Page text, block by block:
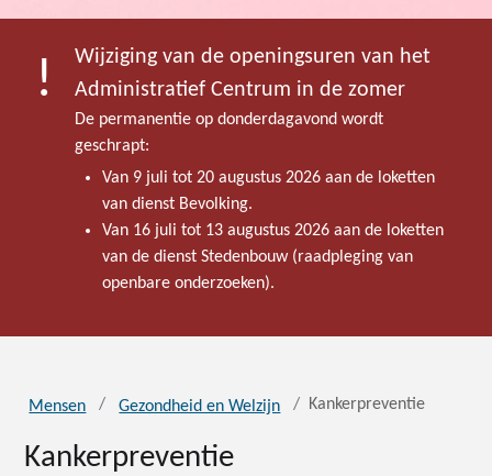
Wijziging van de openingsuren van het
Administratief Centrum in de zomer
De permanentie op donderdagavond wordt
geschrapt:
Van 9 juli tot 20 augustus 2026 aan de loketten
van dienst Bevolking.
Van 16 juli tot 13 augustus 2026 aan de loketten
van de dienst Stedenbouw (raadpleging van
openbare onderzoeken).
Mensen Gezondheid en Welzijn Kankerpreventie
Kankerpreventie